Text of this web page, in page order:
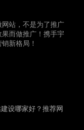
站，不是为了推广
而做推广！携手宇
新格局！
设哪家好？推荐网